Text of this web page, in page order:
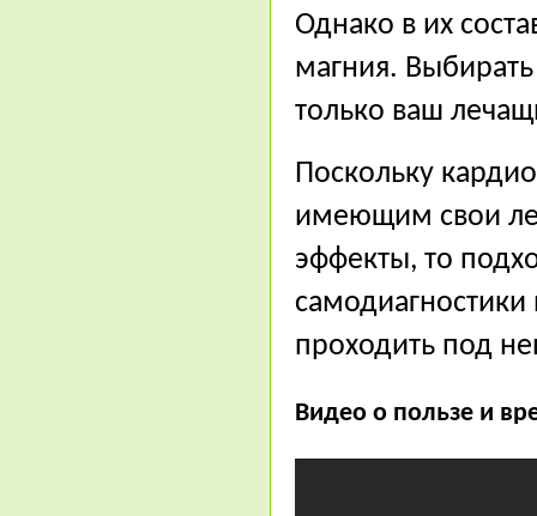
Однако в их
магния.
только ваш
Поскольку
имеющим свои
эффекты, то
проходить под
Видео о пользе и